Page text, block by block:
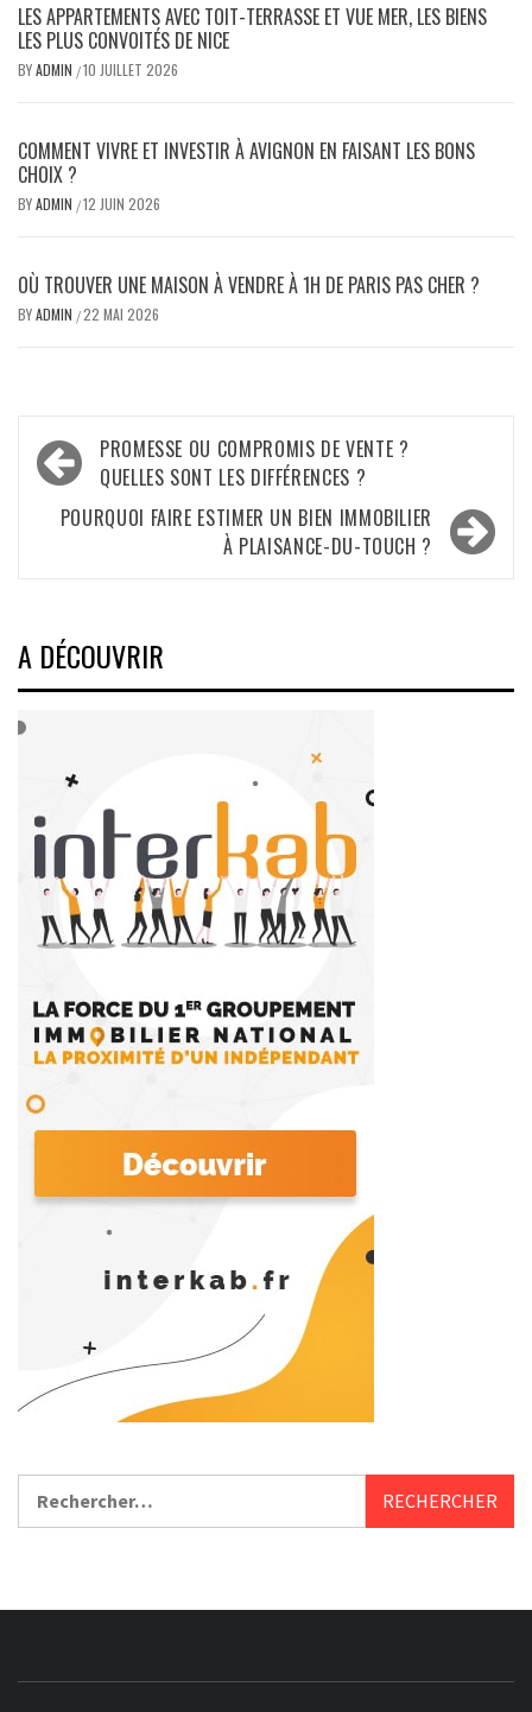
LES APPARTEMENTS AVEC TOIT-TERRASSE ET VUE MER, LES BIENS
LES PLUS CONVOITÉS DE NICE
BYADMIN /10 JUILLET 2026
COMMENT VIVRE ET INVESTIR À AVIGNON EN FAISANT LES BONS
CHOIX ?
BYADMIN /12 JUIN 2026
OÙ TROUVER UNE MAISON À VENDRE À 1H DE PARIS PAS CHER ?
BYADMIN /22 MAI 2026
Navigation
de
l’article
PROMESSE OU COMPROMIS DE VENTE ?
QUELLES SONT LES DIFFÉRENCES ?
POURQUOI FAIRE ESTIMER UN BIEN IMMOBILIER
À PLAISANCE-DU-TOUCH ?
A DÉCOUVRIR